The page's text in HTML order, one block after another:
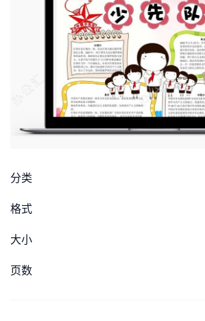
分类
格式
大小
页数